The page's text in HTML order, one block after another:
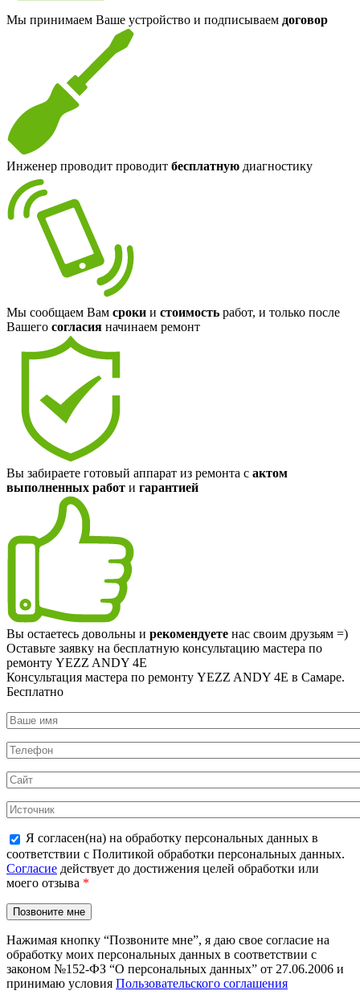
Мы принимаем Ваше устройство и подписываем договор
Инженер проводит проводит бесплатную диагностику
Мы сообщаем Вам сроки и стоимость работ, и только после
Вашего согласия начинаем ремонт
Вы забираете готовый аппарат из ремонта с актом
выполненных работ и гарантией
Вы остаетесь довольны и рекомендуете нас своим друзьям =)
Оставьте заявку на бесплатную консультацию мастера по
ремонту YEZZ ANDY 4E
Консультация мастера по ремонту YEZZ ANDY 4E в Самаре.
Бесплатно
Я согласен(на) на обработку персональных данных в
соответствии с Политикой обработки персональных данных.
Согласие действует до достижения целей обработки или
моего отзыва *
Нажимая кнопку “Позвоните мне”, я даю свое согласие на
обработку моих персональных данных в соответствии с
законом №152-ФЗ “О персональных данных” от 27.06.2006 и
принимаю условия Пользовательского соглашения